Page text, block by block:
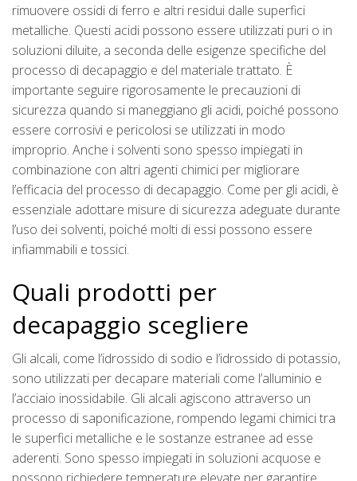
rimuovere ossidi di ferro e altri residui dalle superfici
metalliche. Questi acidi possono essere utilizzati puri o in
soluzioni diluite, a seconda delle esigenze specifiche del
processo di decapaggio e del materiale trattato. È
importante seguire rigorosamente le precauzioni di
sicurezza quando si maneggiano gli acidi, poiché possono
essere corrosivi e pericolosi se utilizzati in modo
improprio. Anche i solventi sono spesso impiegati in
combinazione con altri agenti chimici per migliorare
l’efficacia del processo di decapaggio. Come per gli acidi, è
essenziale adottare misure di sicurezza adeguate durante
l’uso dei solventi, poiché molti di essi possono essere
infiammabili e tossici.
Quali prodotti per
decapaggio scegliere
Gli alcali, come l’idrossido di sodio e l’idrossido di potassio,
sono utilizzati per decapare materiali come l’alluminio e
l’acciaio inossidabile. Gli alcali agiscono attraverso un
processo di saponificazione, rompendo legami chimici tra
le superfici metalliche e le sostanze estranee ad esse
aderenti. Sono spesso impiegati in soluzioni acquose e